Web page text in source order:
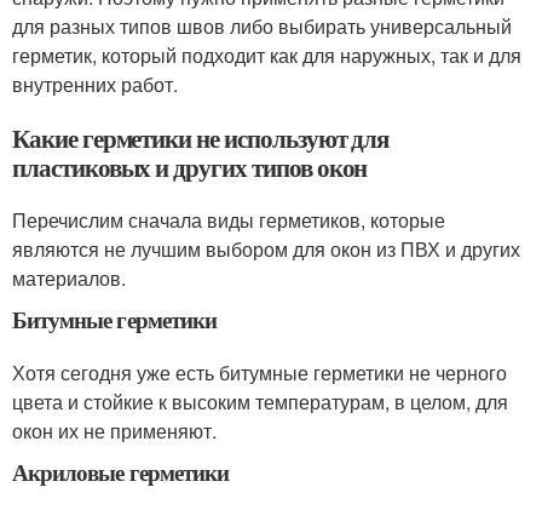
для разных типов швов либо выбирать универсальный
герметик, который подходит как для наружных, так и для
внутренних работ.
Какие герметики не используют для
пластиковых и других типов окон
Перечислим сначала виды герметиков, которые
являются не лучшим выбором для окон из ПВХ и других
материалов.
Битумные герметики
Хотя сегодня уже есть битумные герметики не черного
цвета и стойкие к высоким температурам, в целом, для
окон их не применяют.
Акриловые герметики